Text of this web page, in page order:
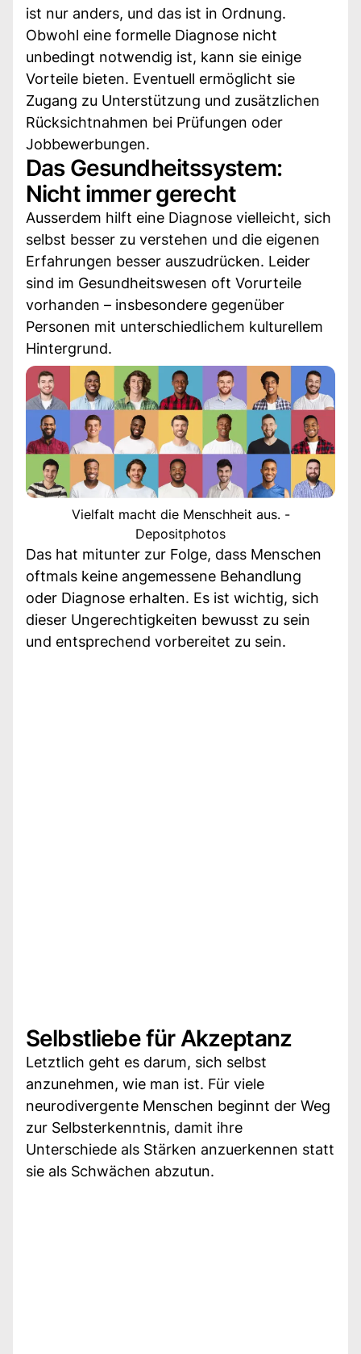
ist nur anders, und das ist in Ordnung.
Obwohl eine formelle Diagnose nicht
unbedingt notwendig ist, kann sie einige
Vorteile bieten. Eventuell ermöglicht sie
Zugang zu Unterstützung und zusätzlichen
Rücksichtnahmen bei Prüfungen oder
Jobbewerbungen.
Das Gesundheitssystem:
Nicht immer gerecht
Ausserdem hilft eine Diagnose vielleicht, sich
selbst besser zu verstehen und die eigenen
Erfahrungen besser auszudrücken. Leider
sind im Gesundheitswesen oft Vorurteile
vorhanden – insbesondere gegenüber
Personen mit unterschiedlichem kulturellem
Hintergrund.
Vielfalt macht die Menschheit aus. -
Depositphotos
Das hat mitunter zur Folge, dass Menschen
oftmals keine angemessene Behandlung
oder Diagnose erhalten. Es ist wichtig, sich
dieser Ungerechtigkeiten bewusst zu sein
und entsprechend vorbereitet zu sein.
Selbstliebe für Akzeptanz
Letztlich geht es darum, sich selbst
anzunehmen, wie man ist. Für viele
neurodivergente Menschen beginnt der Weg
zur Selbsterkenntnis, damit ihre
Unterschiede als Stärken anzuerkennen statt
sie als Schwächen abzutun.